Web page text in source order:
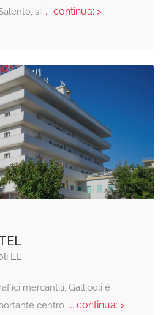
si ... continua: >
LE
mercantili, Gallipoli è
centro... continua: >